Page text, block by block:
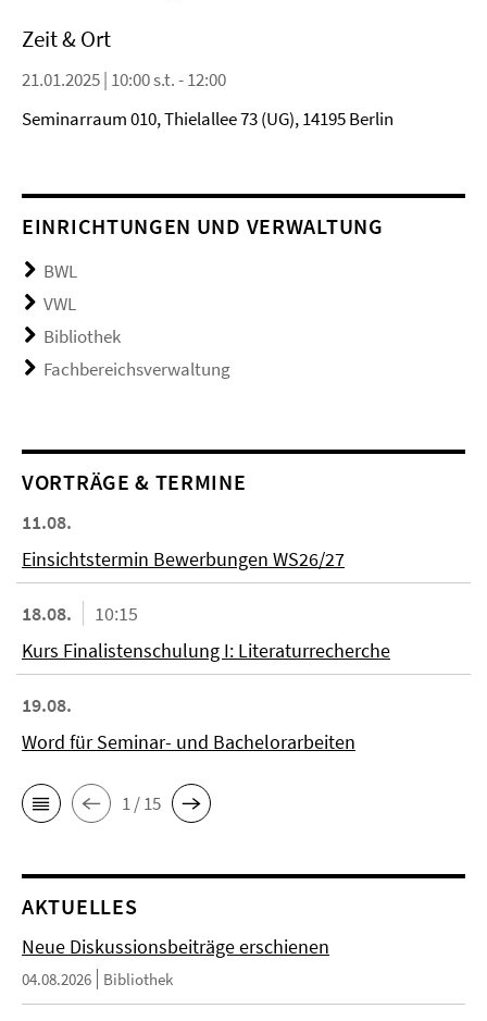
Zeit & Ort
21.01.2025 | 10:00 s.t. - 12:00
Seminarraum 010, Thielallee 73 (UG), 14195 Berlin
EINRICHTUNGEN UND VERWALTUNG
BWL
VWL
Bibliothek
Fachbereichsverwaltung
VORTRÄGE & TERMINE
11.08.
Einsichtstermin Bewerbungen WS26/27
18.08.
10:15
Kurs Finalistenschulung I: Literaturrecherche
19.08.
Word für Seminar- und Bachelorarbeiten
1 / 15
AKTUELLES
Neue Diskussionsbeiträge erschienen
04.08.2026 Bibliothek